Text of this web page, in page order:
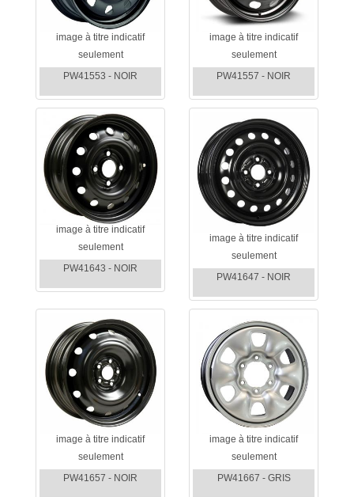
image à titre indicatif
seulement
PW41553 - NOIR
image à titre indicatif
seulement
PW41557 - NOIR
image à titre indicatif
seulement
PW41643 - NOIR
image à titre indicatif
seulement
PW41647 - NOIR
image à titre indicatif
seulement
PW41657 - NOIR
image à titre indicatif
seulement
PW41667 - GRIS